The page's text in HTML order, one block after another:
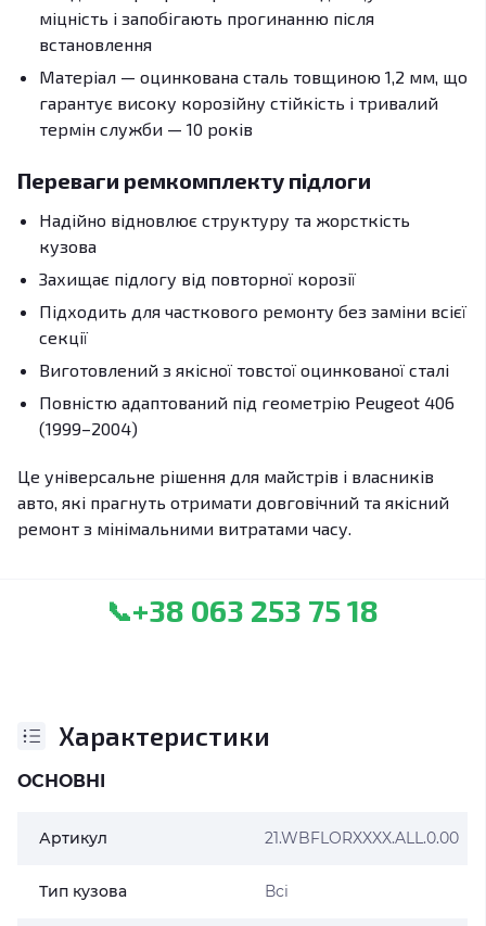
міцність і запобігають прогинанню після
встановлення
Матеріал — оцинкована сталь товщиною 1,2 мм, що
гарантує високу корозійну стійкість і тривалий
термін служби — 10 років
Переваги ремкомплекту підлоги
Надійно відновлює структуру та жорсткість
кузова
Захищає підлогу від повторної корозії
Підходить для часткового ремонту без заміни всієї
секції
Виготовлений з якісної товстої оцинкованої сталі
Повністю адаптований під геометрію Peugeot 406
(1999–2004)
Це універсальне рішення для майстрів і власників
авто, які прагнуть отримати довговічний та якісний
ремонт з мінімальними витратами часу.
📞+38 063 253 75 18
Характеристики
ОСНОВНІ
Артикул 21.WBFLORXXXX.ALL.0.00
Тип кузова Всі